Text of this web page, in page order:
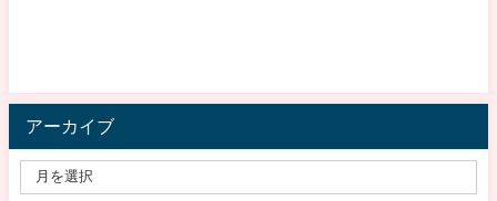
アーカイブ